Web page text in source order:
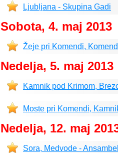
Ljubljana - Skupina Gadi
Sobota, 4. maj 2013
Žeje pri Komendi,
Nedelja, 5. maj 2013
Kamnik pod Krimom,
Moste pri Komendi,
Nedelja, 12. maj
Sora, Medvode -